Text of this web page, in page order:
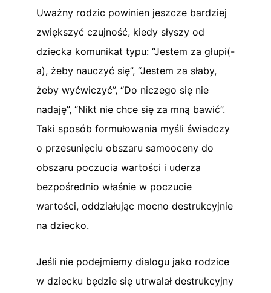
Uważny rodzic powinien jeszcze bardziej
zwiększyć czujność, kiedy słyszy od
dziecka komunikat typu: “Jestem za głupi(-
a), żeby nauczyć się”, “Jestem za słaby,
żeby wyćwiczyć”, “Do niczego się nie
nadaję”, “Nikt nie chce się za mną bawić”.
Taki sposób formułowania myśli świadczy
o przesunięciu obszaru samooceny do
obszaru poczucia wartości i uderza
bezpośrednio właśnie w poczucie
wartości, oddziałując mocno destrukcyjnie
na dziecko.
Jeśli nie podejmiemy dialogu jako rodzice
w dziecku będzie się utrwalał destrukcyjny